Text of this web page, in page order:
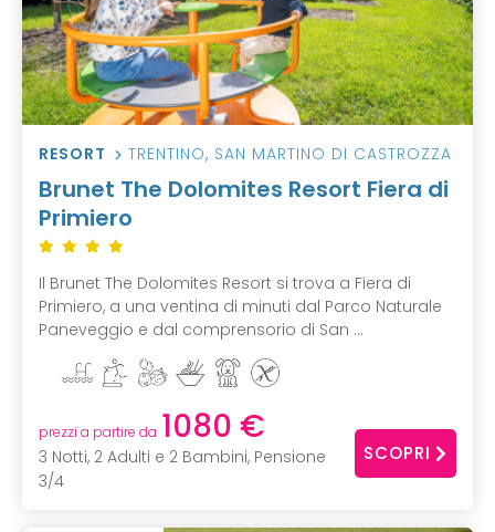
RESORT TRENTINO, SAN MARTINO DI CASTROZZA
Brunet The Dolomites Resort Fiera di
Primiero
Il Brunet The Dolomites Resort si trova a Fiera di
Primiero, a una ventina di minuti dal Parco Naturale
Paneveggio e dal comprensorio di San ...
prezzi a partire da 1080 €
3 Notti, 2 Adulti e 2 Bambini, Pensione
3/4
SCOPRI